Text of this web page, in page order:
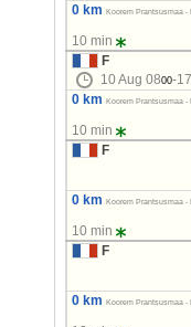
0 km Koorem Prantsusmaa -
10 min
F
10 Aug 0800-
0 km
Koorem Prantsusmaa -
10 min
F
0 km Koorem Prantsusmaa -
10 min
F
0 km Koorem Prantsusmaa -